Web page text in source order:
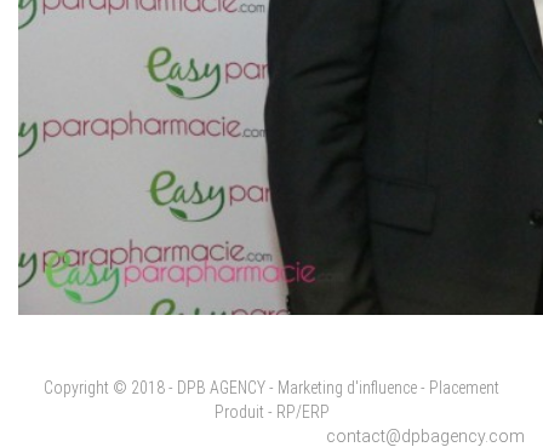
Copyright © 2018 - DPB AGENCY - Marketing d'influence - Placement
Produit - RP/ERP
contact@dpbagency.com